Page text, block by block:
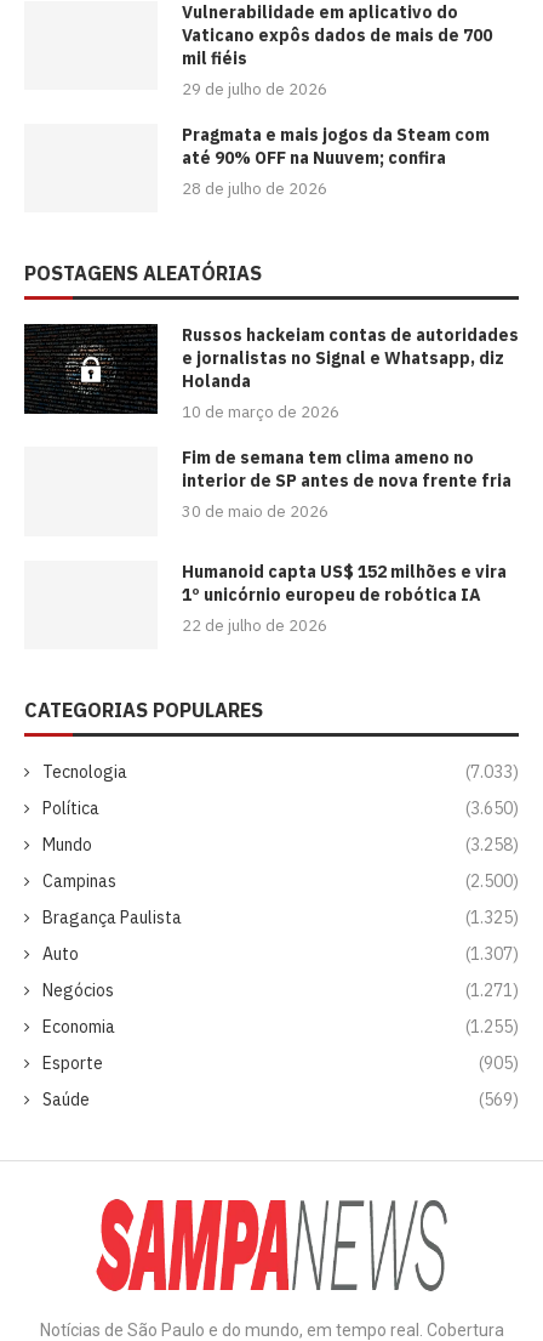
Vulnerabilidade em aplicativo do
Vaticano expôs dados de mais de 700
mil fiéis
29 de julho de 2026
Pragmata e mais jogos da Steam com
até 90% OFF na Nuuvem; confira
28 de julho de 2026
POSTAGENS ALEATÓRIAS
Russos hackeiam contas de autoridades
e jornalistas no Signal e Whatsapp, diz
Holanda
10 de março de 2026
Fim de semana tem clima ameno no
interior de SP antes de nova frente fria
30 de maio de 2026
Humanoid capta US$ 152 milhões e vira
1º unicórnio europeu de robótica IA
22 de julho de 2026
CATEGORIAS POPULARES
Tecnologia
(7.033)
Política
(3.650)
Mundo
(3.258)
Campinas
(2.500)
Bragança Paulista
(1.325)
Auto
(1.307)
Negócios
(1.271)
Economia
(1.255)
Esporte
(905)
Saúde
(569)
Notícias de São Paulo e do mundo, em tempo real. Cobertura